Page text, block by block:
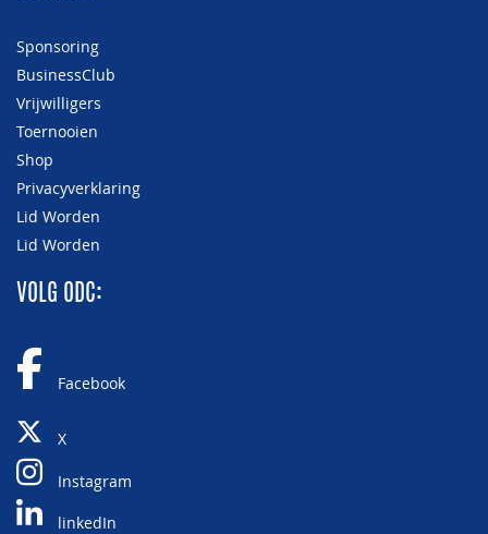
Sponsoring
BusinessClub
Vrijwilligers
Toernooien
Shop
Privacyverklaring
Lid Worden
Lid Worden
VOLG ODC:
Facebook
X
Instagram
linkedIn